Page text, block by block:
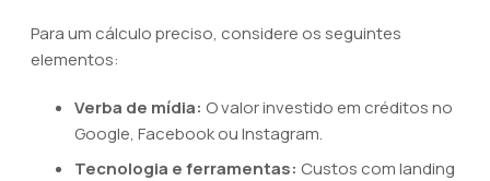
Para um cálculo preciso, considere os seguintes
elementos:
Verba de mídia: O valor investido em créditos no
Google, Facebook ou Instagram.
Tecnologia e ferramentas: Custos com landing